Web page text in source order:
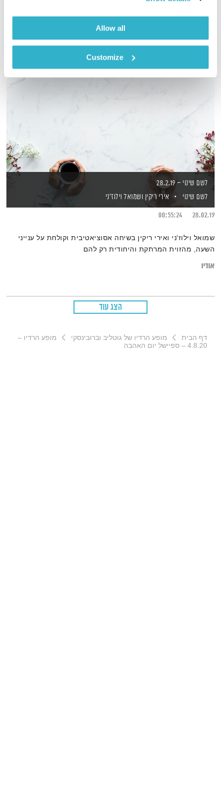
Allow all
Customize
השירים שנכתבו איתן או עליהן.והפעם – "זקן"
לשם שינוי – 28.2.19
לשם שינוי
אירי ריקין ושמואל וילוז'ני
28.02.19
00:55:24
שמואל וילוז'ני ואירי ריקין בשיחה אסוציאטיבית וקולחת על ענייני
השעה, מהזוית המרתקת והיחודית רק להם
אודיו
הצג עוד
דף הבית מופע הרדיו של גוטליב וברובינסקי
מופע הרדיו –
4.8.20 – ספיישל יום האהבה